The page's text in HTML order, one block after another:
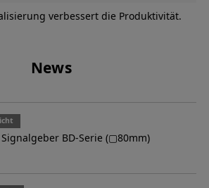
verbessert die Produktivität.
News
BD-Serie (▢80mm)